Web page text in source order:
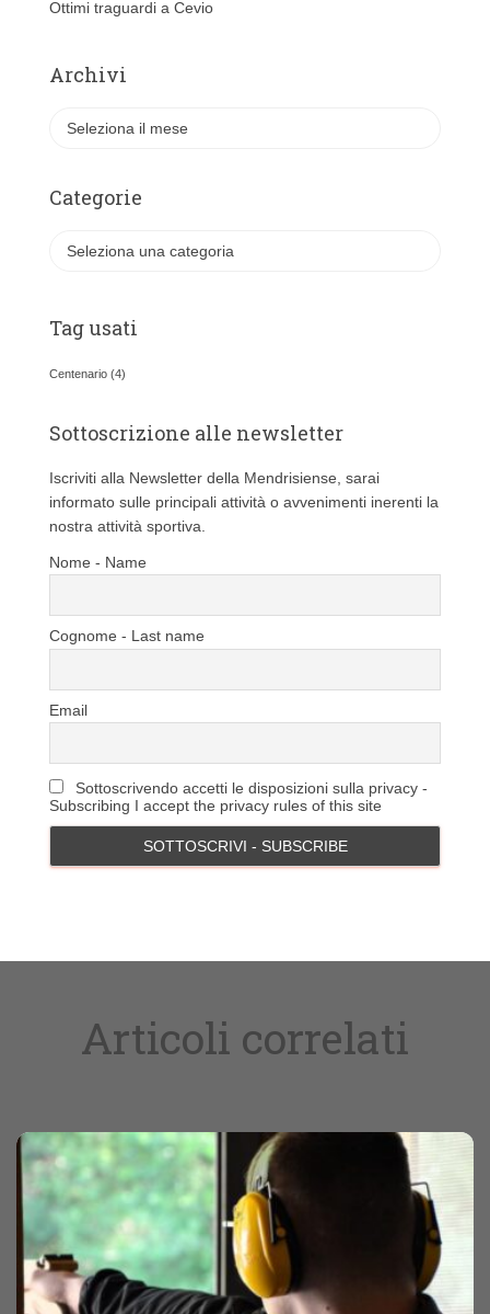
Ottimi traguardi a Cevio
Archivi
h
Categorie
g
e
Tag usati
Centenario (4)
Sottoscrizione alle newsletter
Iscriviti alla Newsletter della Mendrisiense, sarai
informato sulle principali attività o avvenimenti inerenti la
nostra attività sportiva.
Nome - Name
Cognome - Last name
Email
Sottoscrivendo accetti le disposizioni sulla privacy -
Subscribing I accept the privacy rules of this site
Articoli correlati